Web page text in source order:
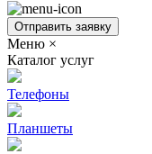
Отправить заявку
Меню ×
Каталог услуг
Телефоны
Планшеты